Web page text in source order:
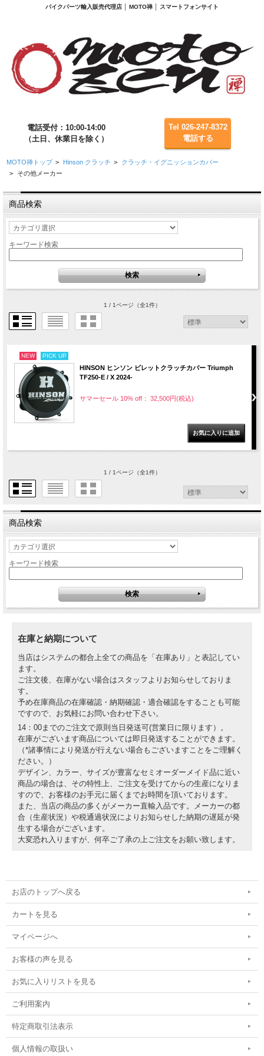
バイクパーツ輸入販売代理店 │ MOTO禅 │ スマートフォンサイト
電話受付：10:00-14:00
（土日、休業日を除く）
Tel 026-247-8372
電話する
MOTO禅トップ > Hinson クラッチ > クラッチ・イグニッションカバー
> その他メーカー
商品検索
キーワード検索
1 / 1ページ（全1件）
NEW PICK UP
HINSON ヒンソン ビレットクラッチカバー Triumph
TF250-E / X 2024-
サマーセール 10% off： 32,500円(税込)
1 / 1ページ（全1件）
商品検索
キーワード検索
在庫と納期について
当店はシステムの都合上全ての商品を「在庫あり」と表記してい
ます。
ご注文後、在庫がない場合はスタッフよりお知らせしておりま
す。
予め在庫商品の在庫確認・納期確認・適合確認をすることも可能
ですので、お気軽にお問い合わせ下さい。
14：00までのご注文で原則当日発送可(営業日に限ります）。
在庫がございます商品については即日発送することができます。
（*諸事情により発送が行えない場合もございますことをご理解く
ださい。）
デザイン、カラー、サイズが豊富なセミオーダーメイド品に近い
商品の場合は、その特性上、ご注文を受けてからの生産になりま
すので、お客様のお手元に届くまでお時間を頂いております。
また、当店の商品の多くがメーカー直輸入品です。メーカーの都
合（生産状況）や税通過状況によりお知らせした納期の遅延が発
生する場合がございます。
大変恐れ入りますが、何卒ご了承の上ご注文をお願い致します。
お店のトップへ戻る
カートを見る
マイページへ
お客様の声を見る
お気に入りリストを見る
ご利用案内
特定商取引法表示
個人情報の取扱い